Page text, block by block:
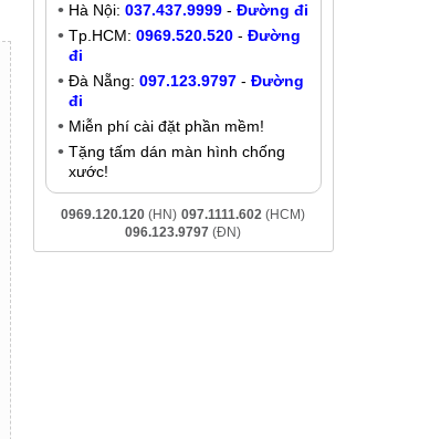
Hà Nội: 037.437.9999- Đường đi
Tp.HCM: 0969.520.520- Đường
đi
Đà Nẵng: 097.123.9797- Đường
đi
Miễn phí cài đặt phần mềm!
Tặng tấm dán màn hình chống
xước!
0969.120.120 (HN) 097.1111.602 (HCM)
096.123.9797 (ĐN)